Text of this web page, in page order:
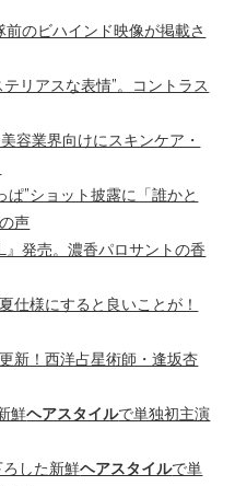
前のビハインド映像が掲載さ
リアスな表情”。コントラス
容業界向けにスキンケア・
”ショット披露に「誰かと
声
』発売。濃香パロサントの香
仕様にすると良いことが！
新！西洋占星術師・逢坂杏
鮮ヘアスタイルで単独初主演
ろした新鮮ヘアスタイルで単